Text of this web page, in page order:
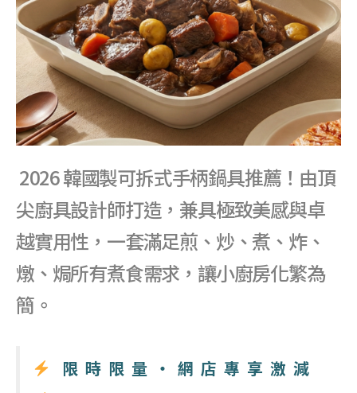
2026 韓國製可拆式手柄鍋具推薦！由頂
尖廚具設計師打造，兼具極致美感與卓
越實用性，一套滿足煎、炒、煮、炸、
燉、焗所有煮食需求，讓小廚房化繁為
簡。
限時限量・網店專享激減